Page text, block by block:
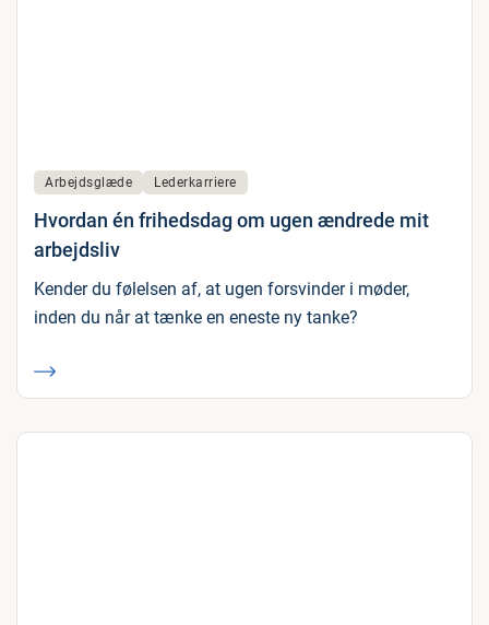
Arbejdsglæde Lederkarriere
Hvordan én frihedsdag om ugen ændrede mit
arbejdsliv
Kender du følelsen af, at ugen forsvinder i møder,
inden du når at tænke en eneste ny tanke?